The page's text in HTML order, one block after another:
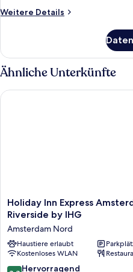
Weitere Details
Weitere
Queen
City
View
Ähnliche Unterkünfte
Holiday
Inn
Amsterdam
-
North
Riverside
Holiday Inn Express
Riverside by IHG
Amsterdam Nord
Haustiere erlaubt
Kostenloses WLAN
8.8 Hervorragend
Holiday Inn Express